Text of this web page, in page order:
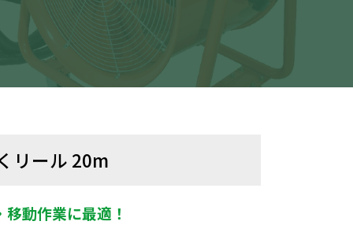
リール 20m
動作業に最適！